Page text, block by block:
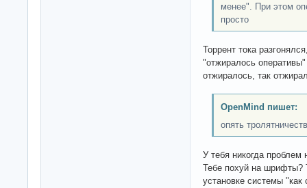
менее". При этом
просто
Торрент тока
"отжиралось
отжиралось, так
OpenMind пишет:
опять
У тебя никогда
Тебе похуй на шрифты?
установке системы